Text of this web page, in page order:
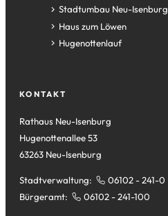
einem
neuen
Tab)
in
einem
neuen
Stadtumbau Neu-Isenburg
(Öffnet
in
einem
Haus zum Löwen
(Öffnet
in
Tab)
Hugenottenlauf
(Öffnet
neuen
KONTAKT
Rathaus Neu-Isenburg
Hugenottenallee 53
63263 Neu-Isenburg
Stadtverwaltung:
06102 - 241-0
Bürgeramt:
06102 - 241-100